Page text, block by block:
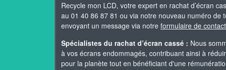
Recycle mon LCD, votre expert en rachat d’écran
au 01 40 86 87 81 ou via notre nouveau numéro de
envoyant un message via notre formulaire de contact
Spécialistes du rachat d’écran cassé : Nous
à vos écrans endommagés, contribuant ainsi à
pour la planète tout en bénéficiant d'une